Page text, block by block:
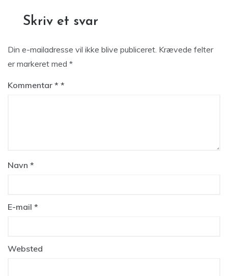
Skriv et svar
Din e-mailadresse vil ikke blive publiceret. Krævede felter
er markeret med *
Kommentar *
Navn *
E-mail *
Websted